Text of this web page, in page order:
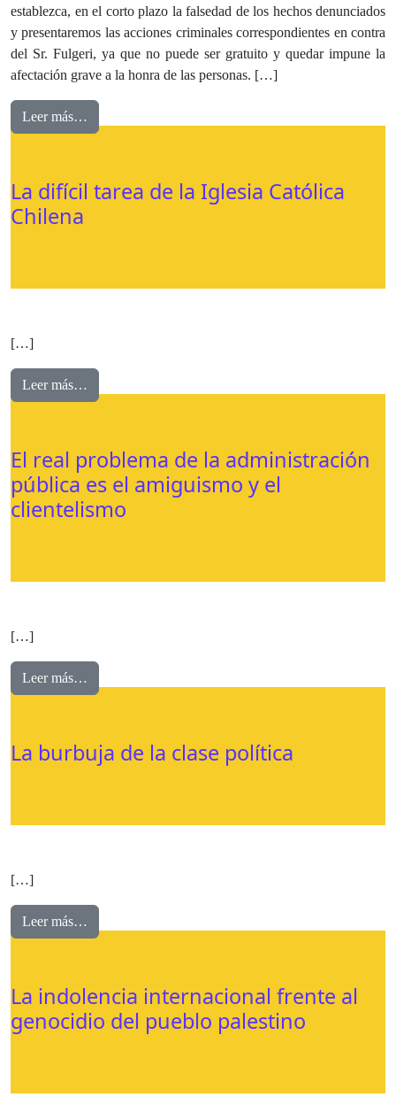
establezca, en el corto plazo la falsedad de los hechos denunciados
y presentaremos las acciones criminales correspondientes en contra
del Sr. Fulgeri, ya que no puede ser gratuito y quedar impune la
afectación grave a la honra de las personas. […]
Leer más…
La difícil tarea de la Iglesia Católica
Chilena
[…]
Leer más…
El real problema de la administración
pública es el amiguismo y el
clientelismo
[…]
Leer más…
La burbuja de la clase política
[…]
Leer más…
La indolencia internacional frente al
genocidio del pueblo palestino